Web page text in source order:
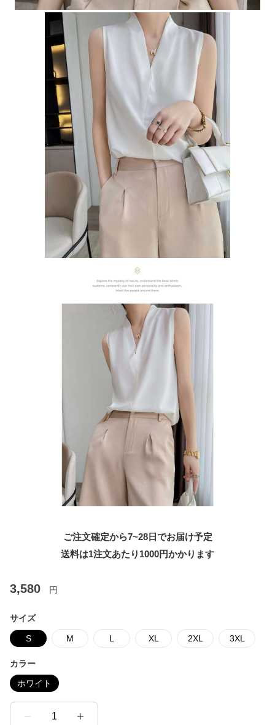
ご注文確定から7~28日でお届け予定
送料は1注文あたり 1000円かかります
3,580 円
サイズ
S M L XL 2XL 3XL
カラー
ホワイト
1